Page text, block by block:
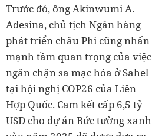
Trước đó, ông Akinwumi A.
Adesina, chủ tịch Ngân hàng
phát triển châu Phi cũng nhấn
mạnh tầm quan trọng của việc
ngăn chặn sa mạc hóa ở Sahel
tại hội nghị COP26 của Liên
Hợp Quốc. Cam kết cấp 6,5 tỷ
USD cho dự án Bức tường xanh